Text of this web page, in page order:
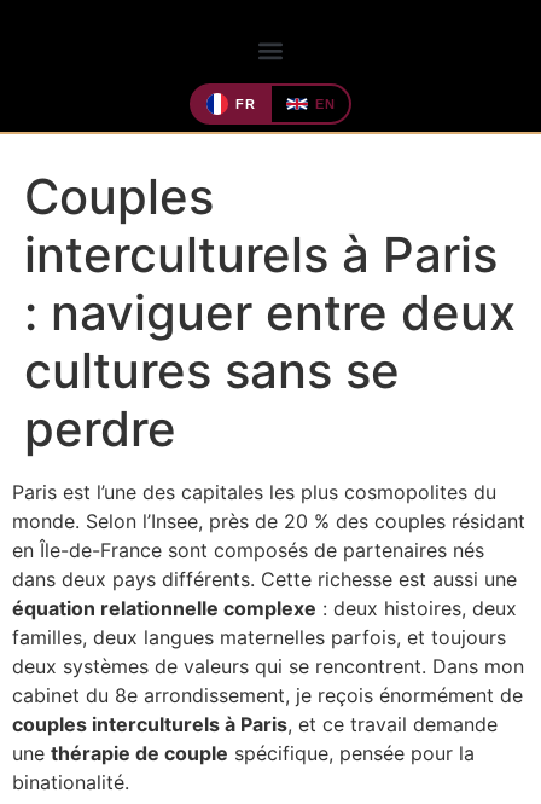
FR EN
Couples
interculturels à Paris
: naviguer entre deux
cultures sans se
perdre
Paris est l’une des capitales les plus cosmopolites du
monde. Selon l’Insee, près de 20 % des couples résidant
en Île-de-France sont composés de partenaires nés
dans deux pays différents. Cette richesse est aussi une
équation relationnelle complexe : deux histoires, deux
familles, deux langues maternelles parfois, et toujours
deux systèmes de valeurs qui se rencontrent. Dans mon
cabinet du 8e arrondissement, je reçois énormément de
couples interculturels à Paris, et ce travail demande
une thérapie de couple spécifique, pensée pour la
binationalité.